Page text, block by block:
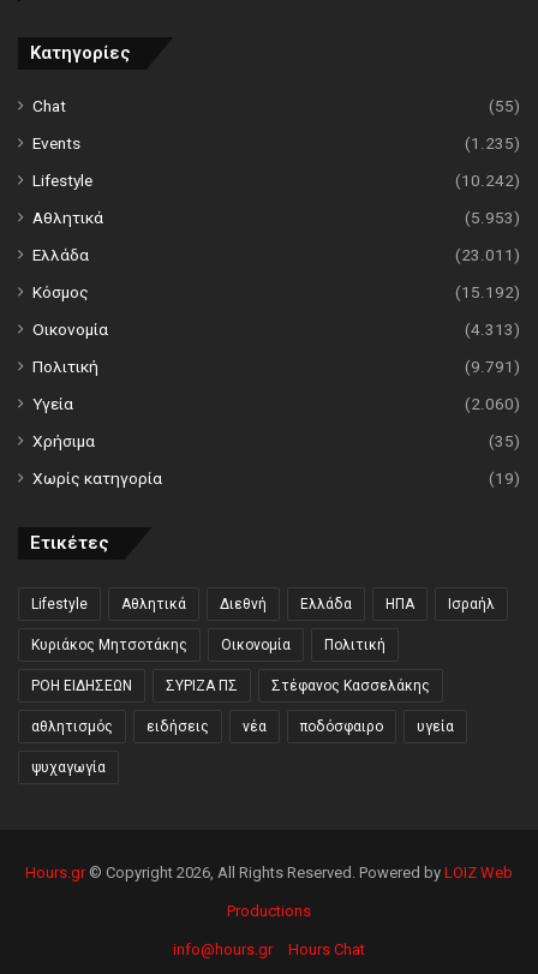
Κατηγορίες
Chat
(55)
Events
(1.235)
Lifestyle
(10.242)
Αθλητικά
(5.953)
Ελλάδα
(23.011)
Κόσμος
(15.192)
Οικονομία
(4.313)
Πολιτική
(9.791)
Υγεία
(2.060)
Χρήσιμα
(35)
Χωρίς κατηγορία
(19)
Ετικέτες
Lifestyle Αθλητικά Διεθνή Ελλάδα ΗΠΑ Ισραήλ
Κυριάκος Μητσοτάκης Οικονομία Πολιτική
ΡΟΗ ΕΙΔΗΣΕΩΝ ΣΥΡΙΖΑ ΠΣ Στέφανος Κασσελάκης
αθλητισμός ειδήσεις νέα ποδόσφαιρο υγεία
ψυχαγωγία
Hours.gr© Copyright 2026, All Rights Reserved. Powered by LOIZ Web
Productions
info@hours.gr Hours Chat